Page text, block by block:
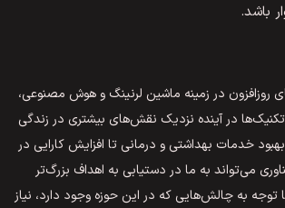
باشد.
روزافزون در زمینه ماشین لرنینگ و هوش مصنوعی،
تکنیک‌ها در آینده نزدیک نقش‌های بیشتری در زندگی
بهبود خدمات بهداشتی و درمانی تا افزایش کارایی در
می‌تواند به ما در دستیابی به اهداف بزرگ‌تر
به چالش‌هایی که در این حوزه وجود دارد، نیاز